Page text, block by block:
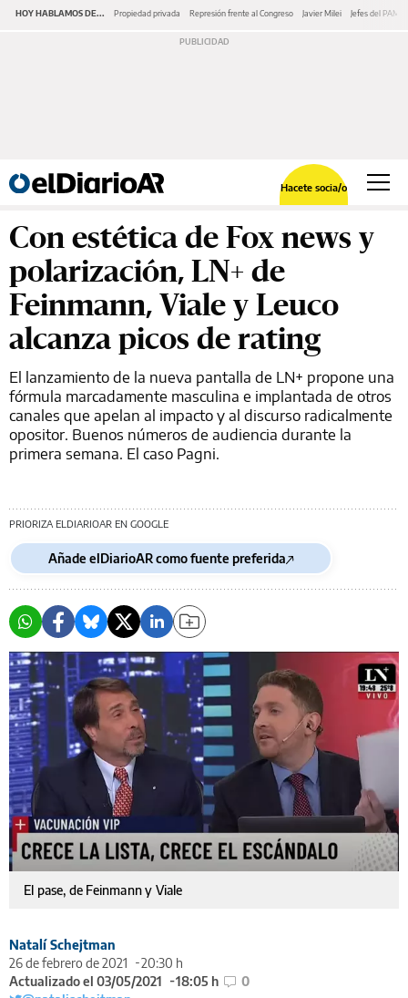
HOY HABLAMOS DE... Propiedad privada Represión frente al Congreso Javier Milei Jefes del PAMI
Hacete socia/o
Con estética de Fox news y
polarización, LN+ de
Feinmann, Viale y Leuco
alcanza picos de rating
El lanzamiento de la nueva pantalla de LN+ propone una
fórmula marcadamente masculina e implantada de otros
canales que apelan al impacto y al discurso radicalmente
opositor. Buenos números de audiencia durante la
primera semana. El caso Pagni.
PRIORIZA ELDIARIOAR EN GOOGLE
Añade elDiarioAR como fuente preferida
El pase, de Feinmann y Viale
Natalí Schejtman
26 de febrero de 2021
20:30 h
Actualizado el 03/05/2021
18:05 h
0